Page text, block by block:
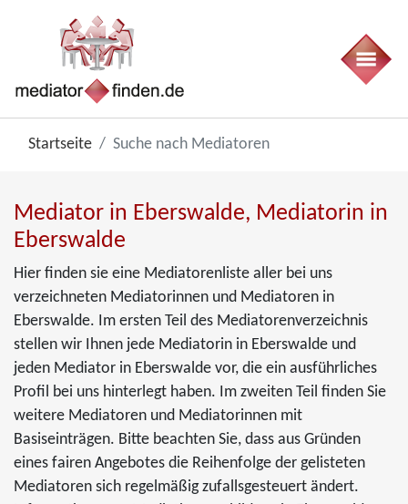
Startseite Suche nach Mediatoren
Mediator in Eberswalde, Mediatorin in
Eberswalde
Hier finden sie eine Mediatorenliste aller bei uns
verzeichneten Mediatorinnen und Mediatoren in
Eberswalde. Im ersten Teil des Mediatorenverzeichnis
stellen wir Ihnen jede Mediatorin in Eberswalde und
jeden Mediator in Eberswalde vor, die ein ausführliches
Profil bei uns hinterlegt haben. Im zweiten Teil finden Sie
weitere Mediatoren und Mediatorinnen mit
Basiseinträgen. Bitte beachten Sie, dass aus Gründen
eines fairen Angebotes die Reihenfolge der gelisteten
Mediatoren sich regelmäßig zufallsgesteuert ändert.